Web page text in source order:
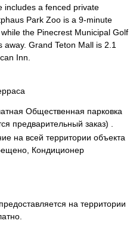
includes a fenced private
Park Zoo is a 9-minute
the Pinecrest Municipal Golf
away. Grand Teton Mall is 2.1
Inn.
Общественная парковка
предварительный заказ) .
на всей территории объекта
Кондиционер
на территории